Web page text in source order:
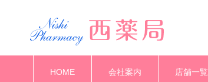
HOME 会社案内 店舗一覧